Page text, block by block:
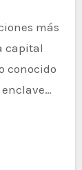
capital
conocido
enclave…